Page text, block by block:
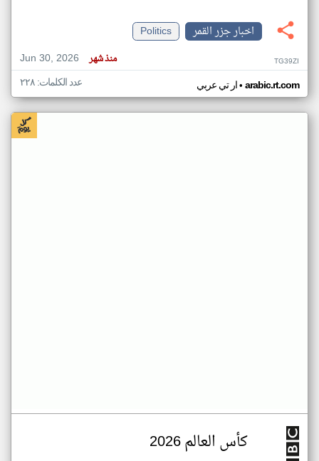
اخبار جزر القمر
Politics
Jun 30, 2026
منذ شهر TG39ZI
ار تي عربي• arabic.rt.com عدد الكلمات: ٢٢٨
كأس العالم 2026